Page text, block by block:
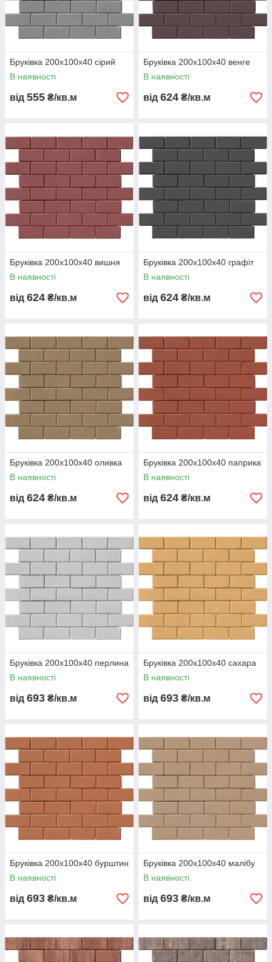
Бруківка 200х100х40 сірий
В наявності
від 555 ₴/кв.м
Бруківка 200х100х40 венге
В наявності
від 624 ₴/кв.м
Бруківка 200х100х40 вишня
В наявності
від 624 ₴/кв.м
Бруківка 200х100х40 графіт
В наявності
від 624 ₴/кв.м
Бруківка 200х100х40 оливка
В наявності
від 624 ₴/кв.м
Бруківка 200х100х40 паприка
В наявності
від 624 ₴/кв.м
Бруківка 200х100х40 перлина
В наявності
від 693 ₴/кв.м
Бруківка 200х100х40 сахара
В наявності
від 693 ₴/кв.м
Бруківка 200х100х40 бурштин
В наявності
від 693 ₴/кв.м
Бруківка 200х100х40 малібу
В наявності
від 693 ₴/кв.м